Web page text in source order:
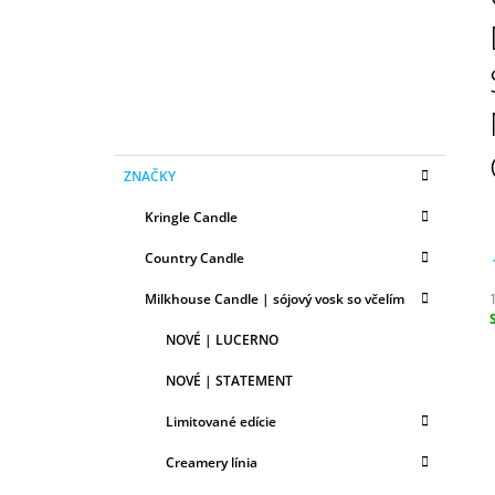
kategórie
K
AZNAČKY
Kringle Candle
Country Candle
Milkhouse Candle | sójový vosk so včelím
NOVÉ | LUCERNO
NOVÉ | STATEMENT
Limitované edície
Creamery línia